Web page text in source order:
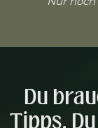
Du
Tipps.